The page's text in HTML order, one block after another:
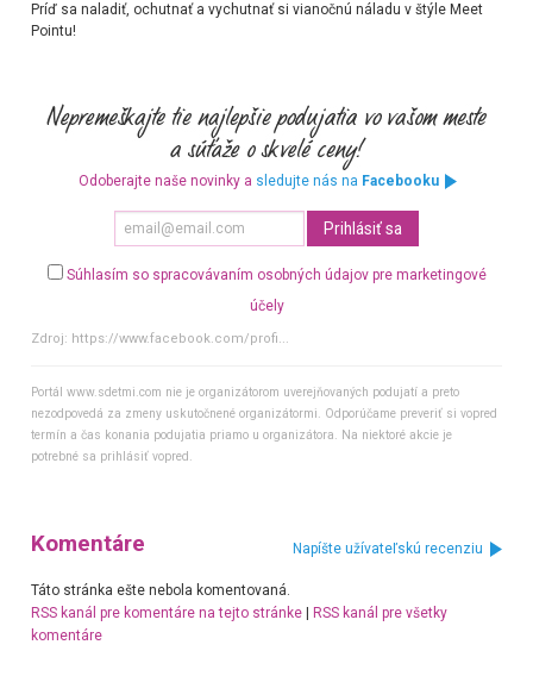
Príď sa naladiť, ochutnať a vychutnať si vianočnú náladu v štýle Meet
Pointu!
Odoberajte naše novinky a sledujte nás na Facebooku
Súhlasím so spracovávaním osobných údajov pre marketingové
účely
Zdroj: https://www.facebook.com/profi...
Portál www.sdetmi.com nie je organizátorom uverejňovaných podujatí a preto
nezodpovedá za zmeny uskutočnené organizátormi. Odporúčame preveriť si vopred
termín a čas konania podujatia priamo u organizátora. Na niektoré akcie je
potrebné sa prihlásiť vopred.
Komentáre Napíšte užívateľskú recenziu
Táto stránka ešte nebola komentovaná.
RSS kanál pre komentáre na tejto stránke|
RSS kanál pre všetky
komentáre